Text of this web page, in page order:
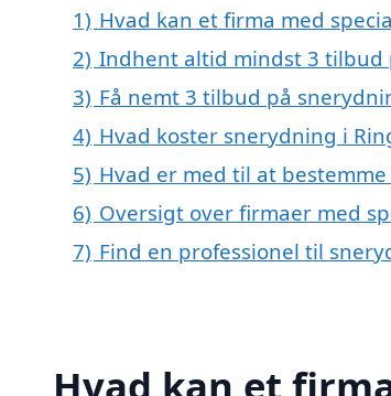
1) Hvad kan et firma med
2) Indhent altid mindst 3 tilbud
3) Få nemt 3 tilbud på
4) Hvad koster snerydning i
5) Hvad er med til at
6) Oversigt over firmaer med
7) Find en professionel til
Hvad kan et